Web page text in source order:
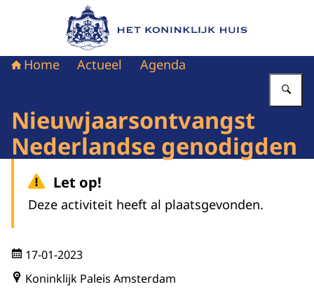
Naar de homepage van Het Koninklijk Huis
Home Actueel Agenda
Nieuwjaarsontvangst
Nederlandse genodigden
Let op!
Deze activiteit heeft al plaatsgevonden.
17-01-2023
Koninklijk Paleis Amsterdam